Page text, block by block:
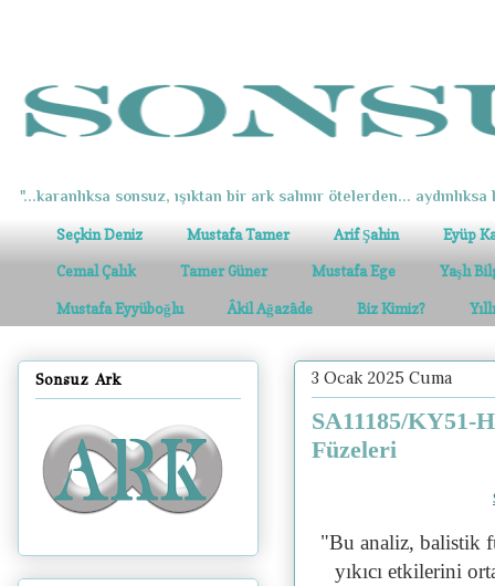
"...karanlıksa sonsuz, ışıktan bir ark salınır ötelerden... aydınlıksa
Seçkin Deniz Mustafa Tamer Arif Şahin Eyüp
Cemal Çalık Tamer Güner Mustafa Ege Yaşlı
Mustafa Eyyüboğlu Âkil Ağazâde Biz Kimiz?
3 Ocak 2025 Cuma
SA11185/KY51-
Füzeleri
"Bu analiz, balistik
yıkıcı etkilerini
Sonsuz Ark